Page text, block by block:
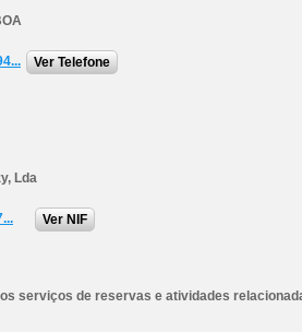
Ver Telefone
Lda
Ver NIF
serviços de reservas e atividades